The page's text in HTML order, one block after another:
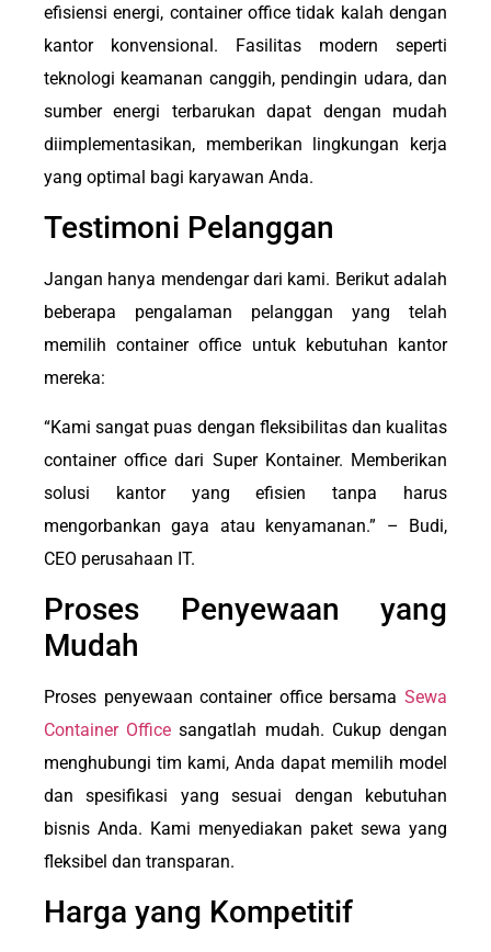
efisiensi energi, container office tidak kalah dengan
kantor konvensional. Fasilitas modern seperti
teknologi keamanan canggih, pendingin udara, dan
sumber energi terbarukan dapat dengan mudah
diimplementasikan, memberikan lingkungan kerja
yang optimal bagi karyawan Anda.
Testimoni Pelanggan
Jangan hanya mendengar dari kami. Berikut adalah
beberapa pengalaman pelanggan yang telah
memilih container office untuk kebutuhan kantor
mereka:
“Kami sangat puas dengan fleksibilitas dan kualitas
container office dari Super Kontainer. Memberikan
solusi kantor yang efisien tanpa harus
mengorbankan gaya atau kenyamanan.” – Budi,
CEO perusahaan IT.
Proses Penyewaan yang
Mudah
Proses penyewaan container office bersama Sewa
Container Office sangatlah mudah. Cukup dengan
menghubungi tim kami, Anda dapat memilih model
dan spesifikasi yang sesuai dengan kebutuhan
bisnis Anda. Kami menyediakan paket sewa yang
fleksibel dan transparan.
Harga yang Kompetitif